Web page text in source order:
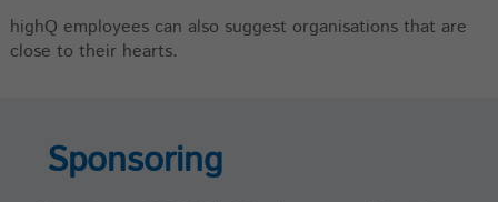
highQ employees can also suggest organisations that are
close to their hearts.
Sponsoring